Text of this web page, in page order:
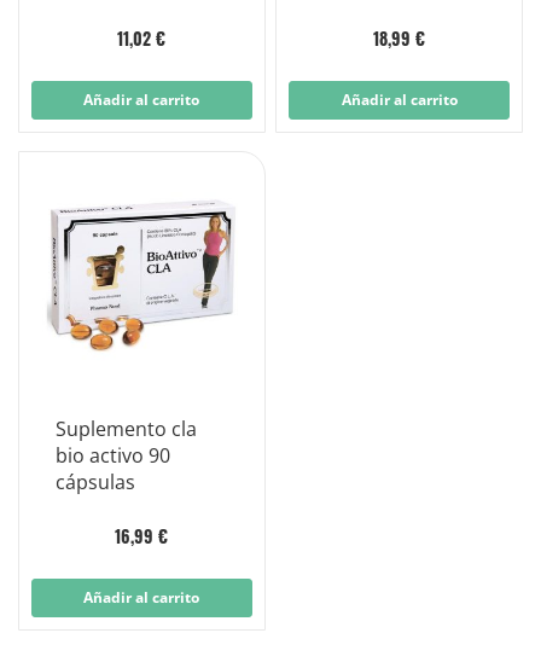
11,02 €
Añadir al carrito
18,99 €
Añadir al carrito
Suplemento cla
bio activo 90
cápsulas
16,99 €
Añadir al carrito